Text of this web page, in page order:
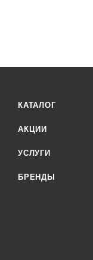
КАТАЛОГ
АКЦИИ
УСЛУГИ
БРЕНДЫ